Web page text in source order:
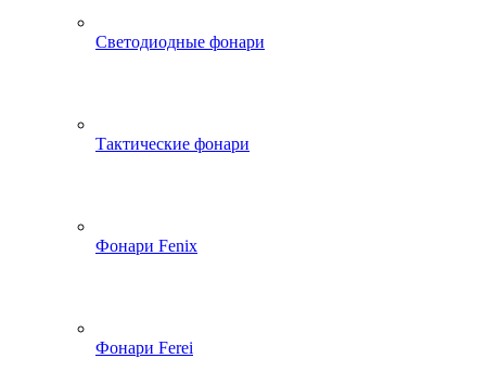
Светодиодные фонари
Тактические фонари
Фонари Fenix
Фонари Ferei